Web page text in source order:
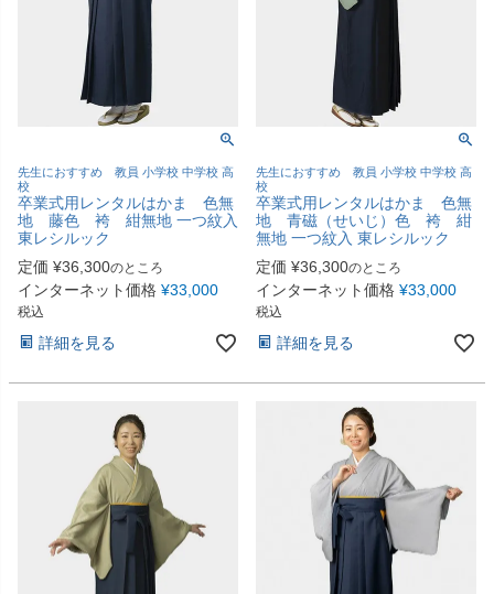
先生におすすめ 教員 小学校 中学校 高
校
卒業式用レンタルはかま 色無
地 藤色 袴 紺無地 一つ紋入
東レシルック
定価 ¥36,300のところ
インターネット価格 ¥33,000
税込
詳細を見る
先生におすすめ 教員 小学校 中学校 高
校
卒業式用レンタルはかま 色無
地 青磁（せいじ）色 袴 紺
無地 一つ紋入 東レシルック
定価 ¥36,300のところ
インターネット価格 ¥33,000
税込
詳細を見る